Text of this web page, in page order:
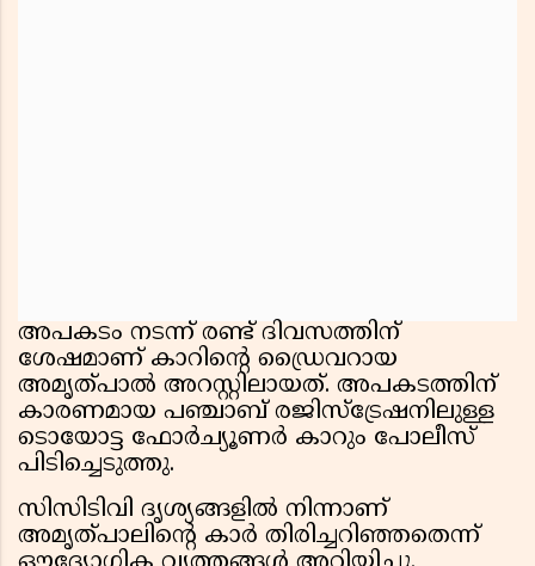
അപകടം നടന്ന് രണ്ട് ദിവസത്തിന്
ശേഷമാണ് കാറിന്റെ ഡ്രൈവറായ
അമൃത്പാൽ അറസ്റ്റിലായത്. അപകടത്തിന്
കാരണമായ പഞ്ചാബ് രജിസ്ട്രേഷനിലുള്ള
ടൊയോട്ട ഫോർച്യൂണർ കാറും പോലീസ്
പിടിച്ചെടുത്തു.
സിസിടിവി ദൃശ്യങ്ങളിൽ നിന്നാണ്
അമൃത്പാലിന്റെ കാർ തിരിച്ചറിഞ്ഞതെന്ന്